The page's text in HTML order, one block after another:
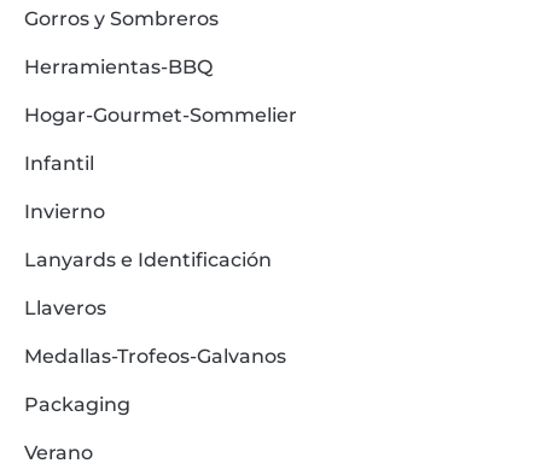
Gorros y Sombreros
Herramientas-BBQ
Hogar-Gourmet-Sommelier
Infantil
Invierno
Lanyards e Identificación
Llaveros
Medallas-Trofeos-Galvanos
Packaging
Verano